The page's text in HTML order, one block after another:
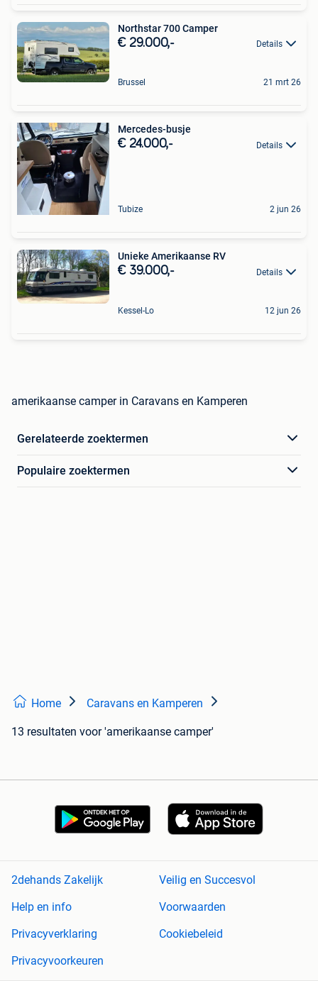
Northstar 700 Camper
€ 29.000,- Details
Brussel 21 mrt 26
Mercedes-busje
€ 24.000,- Details
Tubize 2 jun 26
Unieke Amerikaanse RV
€ 39.000,- Details
Kessel-Lo 12 jun 26
amerikaanse camper in Caravans en Kamperen
Gerelateerde zoektermen
Populaire zoektermen
Home Caravans en Kamperen
13 resultaten voor 'amerikaanse camper'
2dehands Zakelijk
Veilig en Succesvol
Help en info
Voorwaarden
Privacyverklaring
Cookiebeleid
Privacyvoorkeuren